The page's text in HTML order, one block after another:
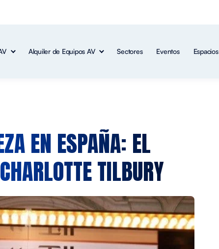
Alquiler de Equipos AV Sectores Eventos Espacios
EN ESPAÑA: EL
TILBURY